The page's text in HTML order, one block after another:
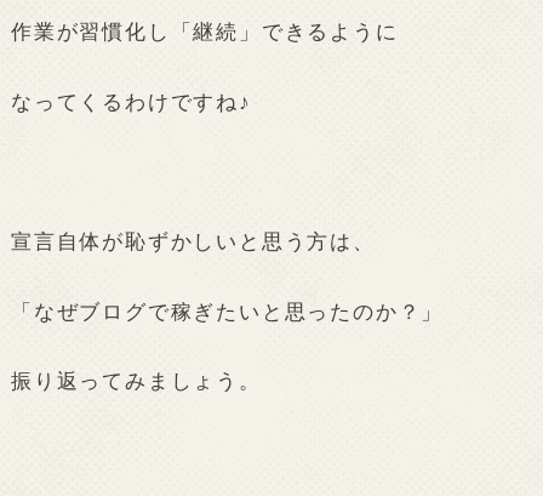
作業が習慣化し「継続」できるように
なってくるわけですね♪
宣言自体が恥ずかしいと思う方は、
「なぜブログで稼ぎたいと思ったのか？」
振り返ってみましょう。